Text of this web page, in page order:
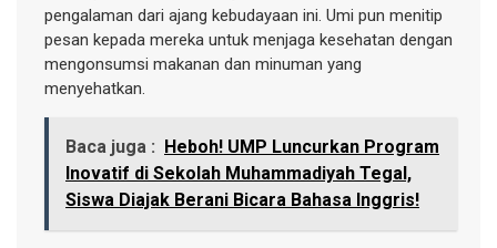
pengalaman dari ajang kebudayaan ini. Umi pun menitip
pesan kepada mereka untuk menjaga kesehatan dengan
mengonsumsi makanan dan minuman yang
menyehatkan.
Baca juga : Heboh! UMP Luncurkan Program
Inovatif di Sekolah Muhammadiyah Tegal,
Siswa Diajak Berani Bicara Bahasa Inggris!